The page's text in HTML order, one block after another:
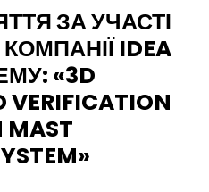
ЗА УЧАСТІ
IDEA
«3D
VERIFICATION
MAST